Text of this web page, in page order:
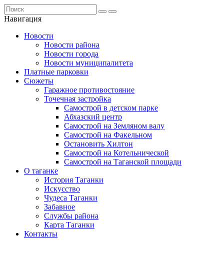
Навигация
Новости
Новости района
Новости города
Новости муниципалитета
Платные парковки
Сюжеты
Гаражное противостояние
Точечная застройка
Самострой в детском парке
Абхазский центр
Самострой на Земляном валу
Самострой на Факельном
Остановить Хилтон
Самострой на Котельнической
Самострой на Таганской площади
О таганке
История Таганки
Искусство
Чудеса Таганки
Забавное
Службы района
Карта Таганки
Контакты